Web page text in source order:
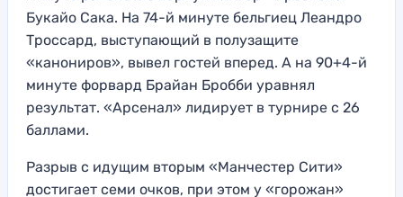
Букайо Сака. На 74-й минуте бельгиец Леандро
Троссард, выступающий в полузащите
«канониров», вывел гостей вперед. А на 90+4-й
минуте форвард Брайан Бробби уравнял
результат. «Арсенал» лидирует в турнире с 26
баллами.
Разрыв с идущим вторым «Манчестер Сити»
достигает семи очков, при этом у «горожан»